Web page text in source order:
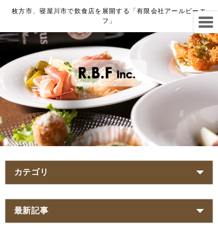
枚方市、寝屋川市で飲食店を展開する「有限会社アールビーエ
フ」
カテゴリ
最新記事